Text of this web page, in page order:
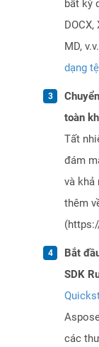
bất kỳ
DOCX,
MD,
dạng
toàn
Tất
đám
và khả
thêm
Bắt
SDK
các